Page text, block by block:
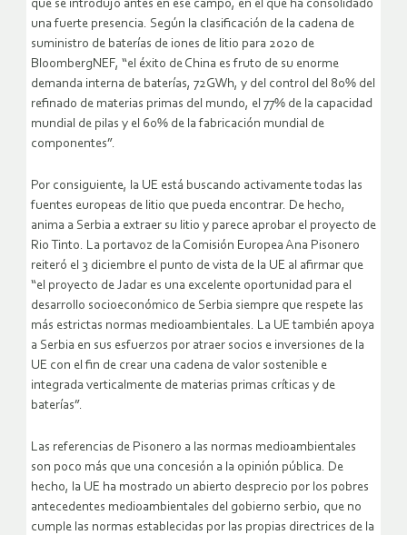
que se introdujo antes en ese campo, en el que ha consolidado
una fuerte presencia. Según la clasificación de la cadena de
suministro de baterías de iones de litio para 2020 de
BloombergNEF, “el éxito de China es fruto de su enorme
demanda interna de baterías, 72GWh, y del control del 80% del
refinado de materias primas del mundo, el 77% de la capacidad
mundial de pilas y el 60% de la fabricación mundial de
componentes”.
Por consiguiente, la UE está buscando activamente todas las
fuentes europeas de litio que pueda encontrar. De hecho,
anima a Serbia a extraer su litio y parece aprobar el proyecto de
Rio Tinto. La portavoz de la Comisión Europea Ana Pisonero
reiteró el 3 diciembre el punto de vista de la UE al afirmar que
“el proyecto de Jadar es una excelente oportunidad para el
desarrollo socioeconómico de Serbia siempre que respete las
más estrictas normas medioambientales. La UE también apoya
a Serbia en sus esfuerzos por atraer socios e inversiones de la
UE con el fin de crear una cadena de valor sostenible e
integrada verticalmente de materias primas críticas y de
baterías”.
Las referencias de Pisonero a las normas medioambientales
son poco más que una concesión a la opinión pública. De
hecho, la UE ha mostrado un abierto desprecio por los pobres
antecedentes medioambientales del gobierno serbio, que no
cumple las normas establecidas por las propias directrices de la